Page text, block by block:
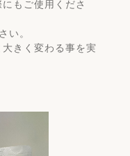
もご使用くださ
い。
きく変わる事を実